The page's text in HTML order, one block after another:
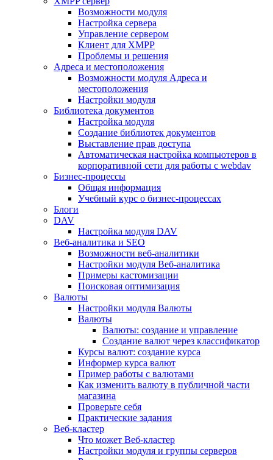
Возможности модуля
Настройка сервера
Управление сервером
Клиент для XMPP
Проблемы и решения
Адреса и местоположения
Возможности модуля Адреса и
местоположения
Настройки модуля
Библиотека документов
Настройка модуля
Создание библиотек документов
Выставление прав доступа
Автоматическая настройка компьютеров в
корпоративной сети для работы с webdav
Бизнес-процессы
Общая информация
Учебный курс о бизнес-процессах
Блоги
DAV
Настройка модуля DAV
Веб-аналитика и SEO
Возможности веб-аналитики
Настройки модуля Веб-аналитика
Примеры кастомизации
Поисковая оптимизация
Валюты
Настройки модуля Валюты
Валюты
Валюты: создание и управление
Создание валют через классификатор
Курсы валют: создание курса
Информер курса валют
Пример работы с валютами
Как изменить валюту в публичной части
магазина
Проверьте себя
Практические задания
Веб-кластер
Что может Веб-кластер
Настройки модуля и группы серверов